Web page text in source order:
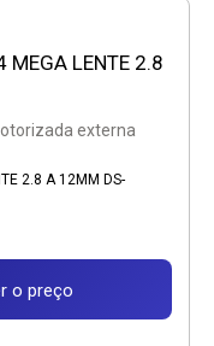
MEGA LENTE 2.8
externa
2.8 A 12MM DS-
o preço